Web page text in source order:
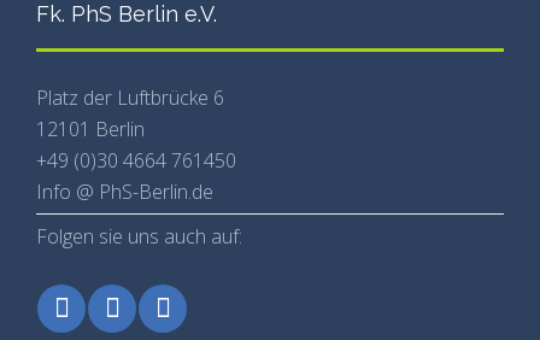
Fk. PhS Berlin e.V.
Platz der Luftbrücke 6
12101 Berlin
+49 (0)30 4664 761450
Info @ PhS-Berlin.de
Folgen sie uns auch auf: